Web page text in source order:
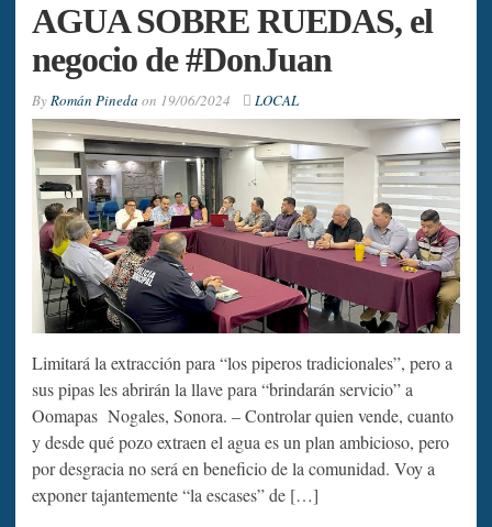
AGUA SOBRE RUEDAS, el
negocio de #DonJuan
ByRomán Pineda on 19/06/2024 LOCAL
Limitará la extracción para “los piperos tradicionales”, pero a
sus pipas les abrirán la llave para “brindarán servicio” a
Oomapas Nogales, Sonora. – Controlar quien vende, cuanto
y desde qué pozo extraen el agua es un plan ambicioso, pero
por desgracia no será en beneficio de la comunidad. Voy a
exponer tajantemente “la escases” de […]